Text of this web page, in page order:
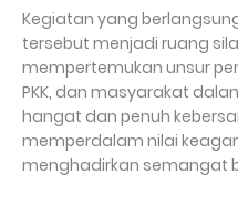
Kegiatan yang
tersebut menjadi ruang
mempertemukan unsur
PKK, dan masyarakat
hangat dan penuh
memperdalam nilai
menghadirkan semangat